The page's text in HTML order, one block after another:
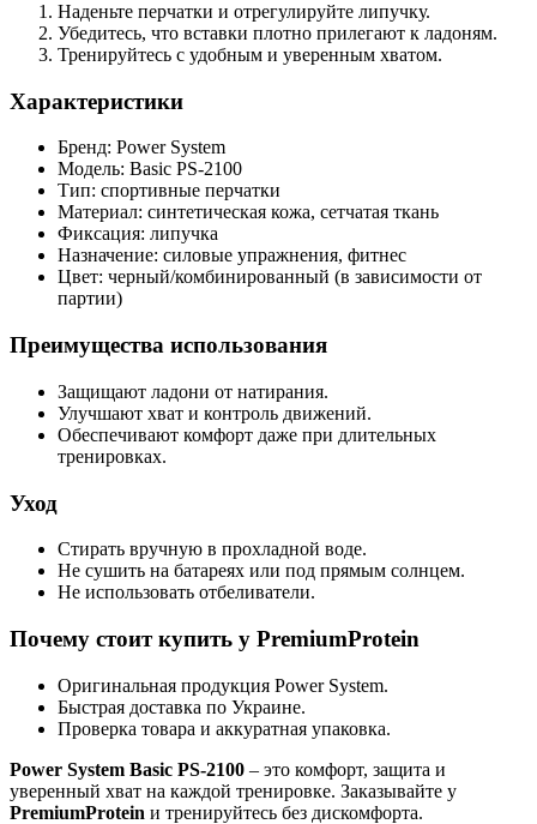
Наденьте перчатки и отрегулируйте липучку.
Убедитесь, что вставки плотно прилегают к ладоням.
Тренируйтесь с удобным и уверенным хватом.
Характеристики
Бренд: Power System
Модель: Basic PS-2100
Тип: спортивные перчатки
Материал: синтетическая кожа, сетчатая ткань
Фиксация: липучка
Назначение: силовые упражнения, фитнес
Цвет: черный/комбинированный (в зависимости от
партии)
Преимущества использования
Защищают ладони от натирания.
Улучшают хват и контроль движений.
Обеспечивают комфорт даже при длительных
тренировках.
Уход
Стирать вручную в прохладной воде.
Не сушить на батареях или под прямым солнцем.
Не использовать отбеливатели.
Почему стоит купить у PremiumProtein
Оригинальная продукция Power System.
Быстрая доставка по Украине.
Проверка товара и аккуратная упаковка.
Power System Basic PS-2100 – это комфорт, защита и
уверенный хват на каждой тренировке. Заказывайте у
PremiumProtein и тренируйтесь без дискомфорта.